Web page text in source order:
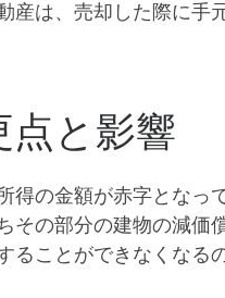
は、売却した際に手
点と影響
の金額が赤字となって
その部分の建物の減価
ことができなくなる